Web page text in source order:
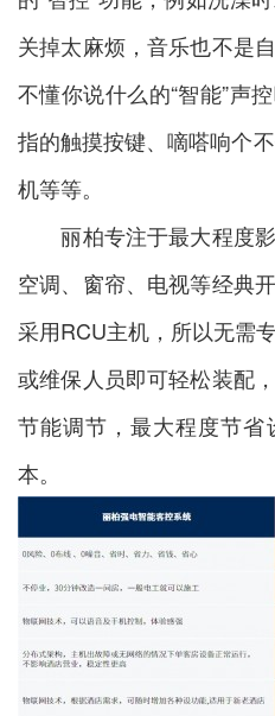
关掉太麻烦，音乐也不是
不懂你说什么的“智能”声
指的触摸按键、嘀嗒响个
机等等。
丽柏专注于最大程度影
空调、窗帘、电视等经典
采用RCU主机，所以无需
或维保人员即可轻松装配
节能调节，最大程度节
本。